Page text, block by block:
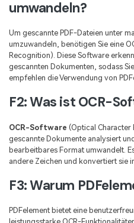
umwandeln?
Um gescannte PDF-Dateien unter
umzuwandeln, benötigen Sie eine
Recognition). Diese Software
gescannten Dokumenten, sodass
empfehlen die Verwendung von
F2: Was ist OCR-
OCR-Software (Optical
gescannte Dokumente analysiert
bearbeitbares Format umwandelt.
andere Zeichen und konvertiert sie
F3: Warum
PDFelement bietet eine